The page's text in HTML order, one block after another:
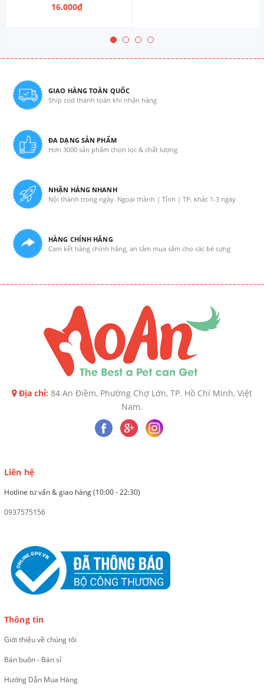
16.000₫
GIAO HÀNG TOÀN QUỐC
Ship cod thanh toán khi nhận hàng
ĐA DẠNG SẢN PHẨM
Hơn 3000 sản phẩm chọn lọc & chất lượng
NHẬN HÀNG NHANH
Nội thành trong ngày. Ngoại thành | Tỉnh | TP. khác 1-3 ngày
HÀNG CHÍNH HÃNG
Cam kết hàng chính hãng, an tâm mua sắm cho các bé cưng
Địa chỉ: 84 An Điềm, Phường Chợ Lớn, TP. Hồ Chí Minh, Việt
Nam.
Liên hệ
Hotline tư vấn & giao hàng (10:00 - 22:30)
0937575156
Thông tin
Giới thiệu về chúng tôi
Bán buôn - Bán sỉ
Hướng Dẫn Mua Hàng